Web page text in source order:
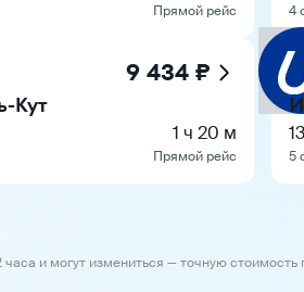
Прямой рейс
9 434 ₽
Кут
1 ч 20 м
Прямой рейс
4
5
и могут измениться — точную стоимость